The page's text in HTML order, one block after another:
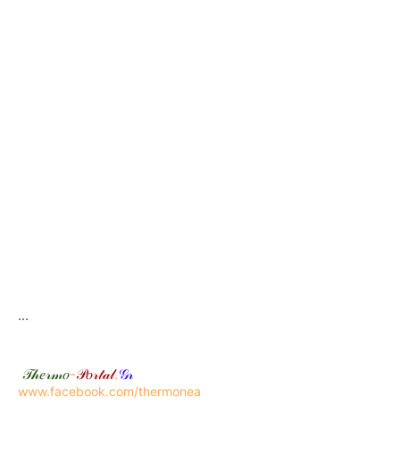
...
𝒯𝒽𝑒𝓇𝓂𝑜-𝒫𝑜𝓇𝓉𝒶𝓁.𝒢𝓇
www.facebook.com/thermonea